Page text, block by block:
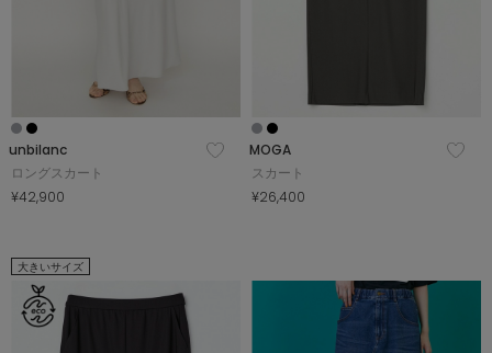
unbilanc
ロングスカート
¥42,900
MOGA
スカート
¥26,400
大きいサイズ